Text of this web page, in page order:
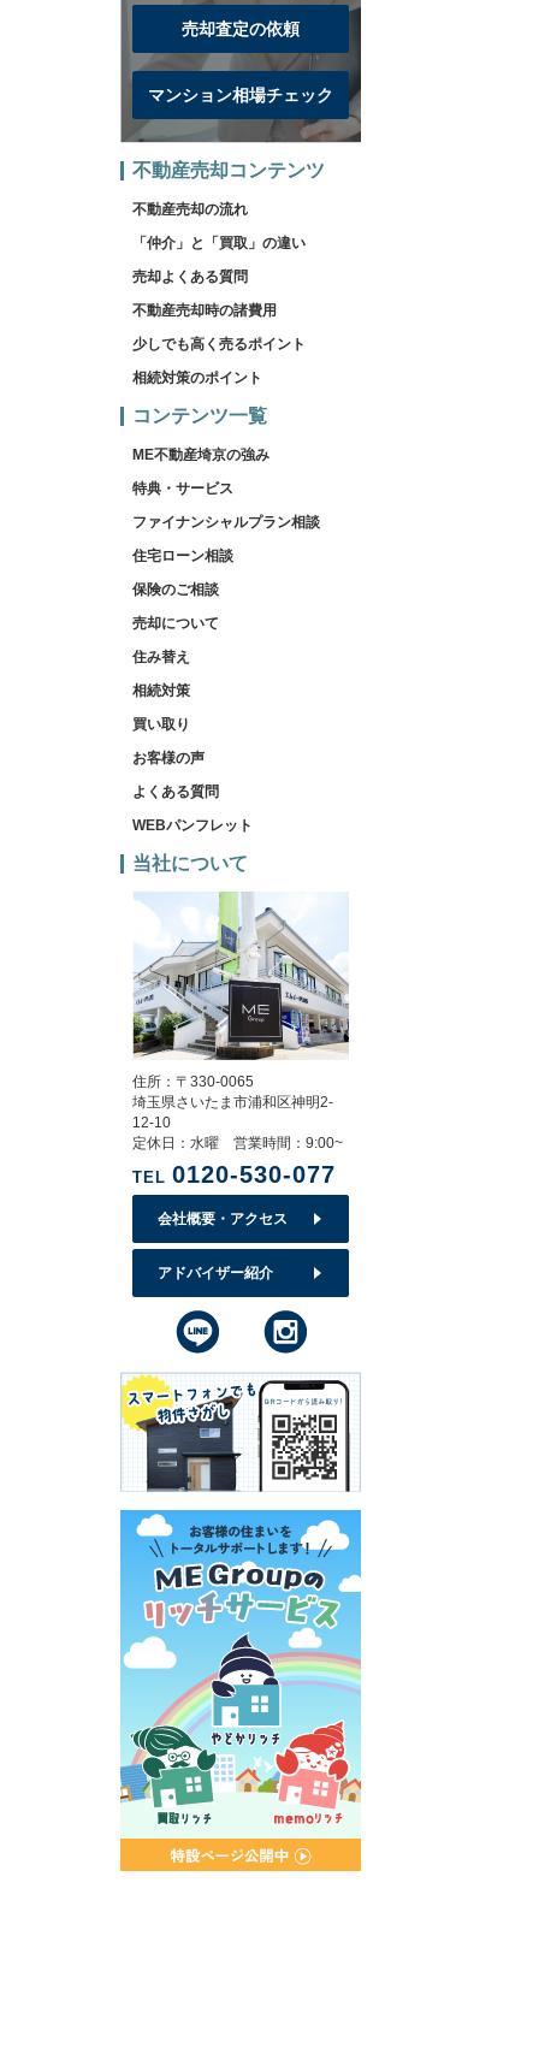
売却査定の依頼
マンション相場チェック
不動産売却コンテンツ
不動産売却の流れ
「仲介」と「買取」の違い
売却よくある質問
不動産売却時の諸費用
少しでも高く売るポイント
相続対策のポイント
コンテンツ一覧
ME不動産埼京の強み
特典・サービス
ファイナンシャルプラン相談
住宅ローン相談
保険のご相談
売却について
住み替え
相続対策
買い取り
お客様の声
よくある質問
WEBパンフレット
当社について
住所：〒330-0065
埼玉県さいたま市浦和区神明2-
12-10
定休日：水曜 営業時間：9:00~
TEL 0120-530-077
会社概要・アクセス
アドバイザー紹介